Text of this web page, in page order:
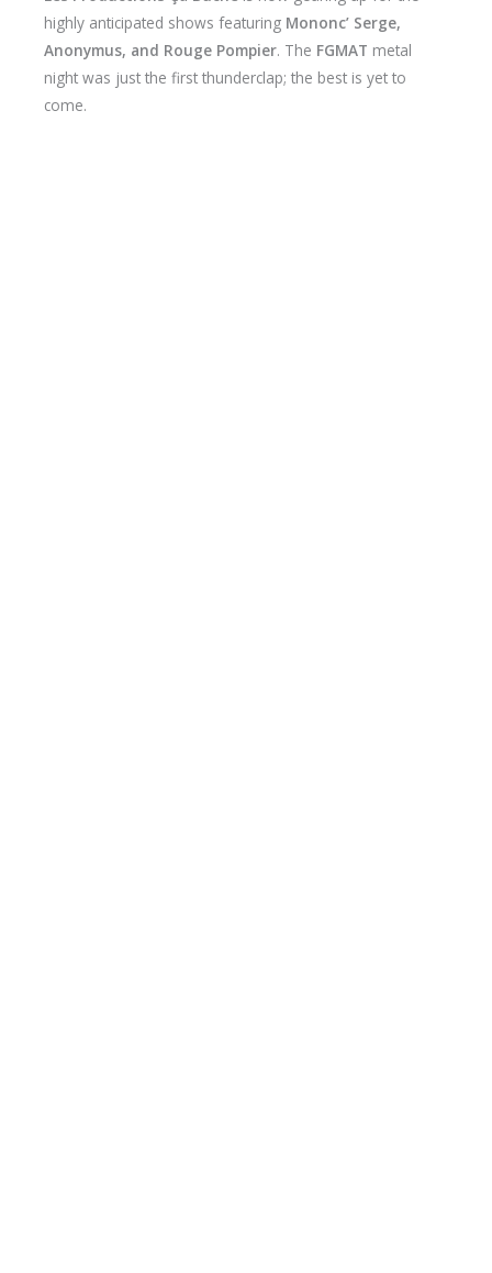
highly anticipated shows featuring Mononc’ Serge,
Anonymus, and Rouge Pompier. The FGMAT metal
night was just the first thunderclap; the best is yet to
come.